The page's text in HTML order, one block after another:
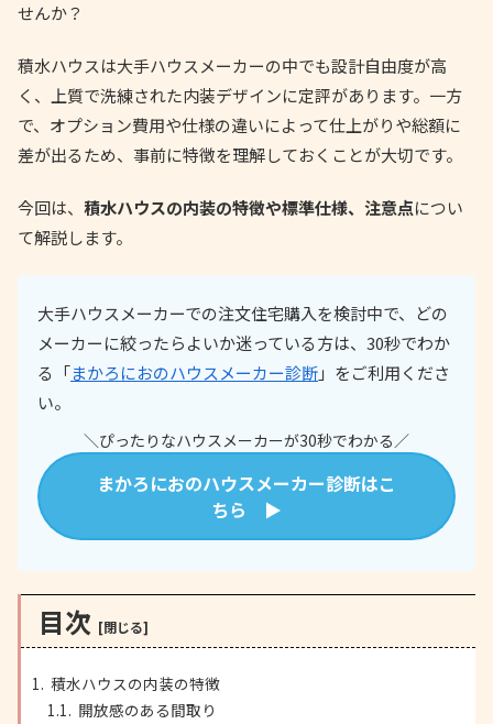
せんか？
積水ハウスは大手ハウスメーカーの中でも設計自由度が高
く、上質で洗練された内装デザインに定評があります。一方
で、オプション費用や仕様の違いによって仕上がりや総額に
差が出るため、事前に特徴を理解しておくことが大切です。
今回は、 積水ハウスの内装の特徴や標準仕様、注意点につい
て解説します。
大手ハウスメーカーでの注文住宅購入を検討中で、どの
メーカーに絞ったらよいか迷っている方は、30秒でわか
る「まかろにおのハウスメーカー診断」をご利用くださ
い。
＼ぴったりなハウスメーカーが30秒でわかる／
まかろにおのハウスメーカー診断はこ
ちら ▶
目次
積水ハウスの内装の特徴
開放感のある間取り